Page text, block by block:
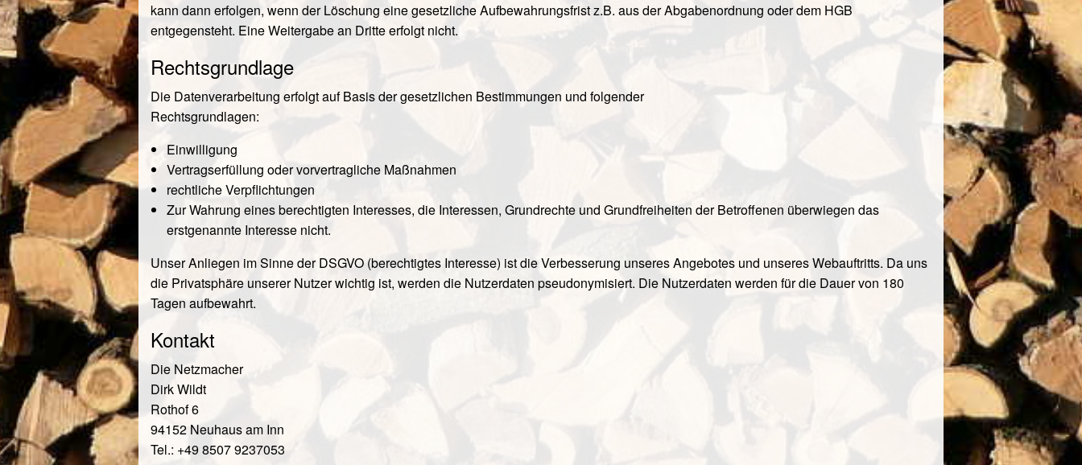
kann dann erfolgen, wenn der Löschung eine gesetzliche Aufbewahrungsfrist z.B. aus der Abgabenordnung oder dem HGB
entgegensteht. Eine Weitergabe an Dritte erfolgt nicht.
Rechtsgrundlage
Die Datenverarbeitung erfolgt auf Basis der gesetzlichen Bestimmungen und folgender
Rechtsgrundlagen:
Einwilligung
Vertragserfüllung oder vorvertragliche Maßnahmen
rechtliche Verpflichtungen
Zur Wahrung eines berechtigten Interesses, die Interessen, Grundrechte und Grundfreiheiten der Betroffenen überwiegen das
erstgenannte Interesse nicht.
Unser Anliegen im Sinne der DSGVO (berechtigtes Interesse) ist die Verbesserung unseres Angebotes und unseres Webauftritts. Da uns
die Privatsphäre unserer Nutzer wichtig ist, werden die Nutzerdaten pseudonymisiert. Die Nutzerdaten werden für die Dauer von 180
Tagen aufbewahrt.
Kontakt
Die Netzmacher
Dirk Wildt
Rothof 6
94152 Neuhaus am Inn
Tel.: +49 8507 9237053